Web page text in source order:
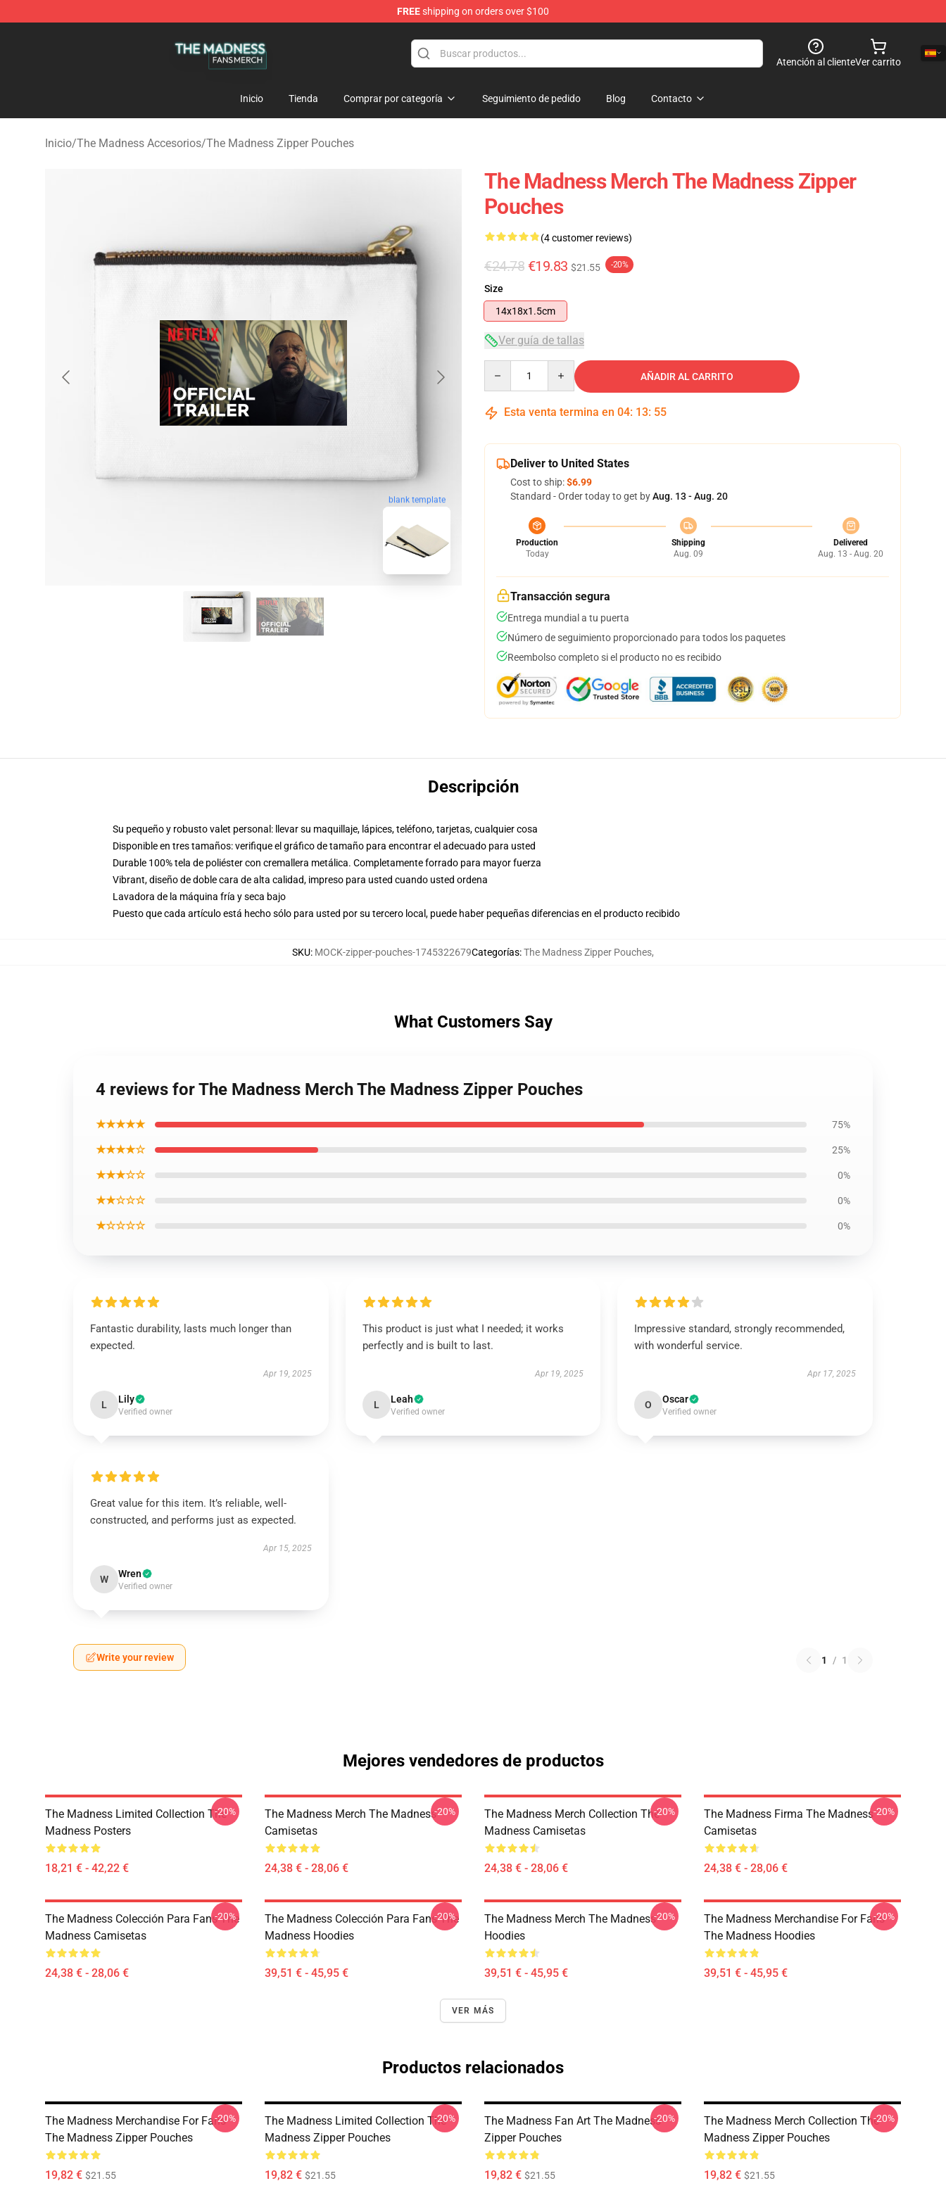
FREEshipping on orders over $100
Atención al clienteVer carrito
Inicio Tienda Comprar por categoría Seguimiento de pedido Blog Contacto
Inicio/The Madness Accesorios/The Madness Zipper Pouches
blank template
The Madness Merch The Madness Zipper
Pouches
(4 customer reviews)
€24.78 €19.83 $21.55 -20%
Size
14x18x1.5cm
Ver guía de tallas
AÑADIR AL CARRITO
Esta venta termina en 04: 13: 54
Deliver to United States
Cost to ship:$6.99
Standard - Order today to get byAug. 13 - Aug. 20
Production
Today
Shipping
Aug. 09
Delivered
Aug. 13 - Aug. 20
Transacción segura
Entrega mundial a tu puerta
Número de seguimiento proporcionado para todos los paquetes
Reembolso completo si el producto no es recibido
Descripción
Su pequeño y robusto valet personal: llevar su maquillaje, lápices, teléfono, tarjetas, cualquier cosa
Disponible en tres tamaños: verifique el gráfico de tamaño para encontrar el adecuado para usted
Durable 100% tela de poliéster con cremallera metálica. Completamente forrado para mayor fuerza
Vibrant, diseño de doble cara de alta calidad, impreso para usted cuando usted ordena
Lavadora de la máquina fría y seca bajo
Puesto que cada artículo está hecho sólo para usted por su tercero local, puede haber pequeñas diferencias en el producto recibido
SKU: MOCK-zipper-pouches-1745322679Categorías:The Madness Zipper Pouches,
What Customers Say
4 reviews for The Madness Merch The Madness Zipper Pouches
★★★★★ 75%
★★★★☆ 25%
★★★☆☆ 0%
★★☆☆☆ 0%
★☆☆☆☆ 0%
Fantastic durability, lasts much longer than
expected.
Apr 19, 2025
L Lily
Verified owner
This product is just what I needed; it works
perfectly and is built to last.
Apr 19, 2025
L Leah
Verified owner
Impressive standard, strongly recommended,
with wonderful service.
Apr 17, 2025
O Oscar
Verified owner
Great value for this item. It’s reliable, well-
constructed, and performs just as expected.
Apr 15, 2025
W Wren
Verified owner
Write your review 1 / 1
Mejores vendedores de productos
The Madness Limited Collection The
Madness Posters
18,21 € - 42,22 €
-20%
The Madness Merch The Madness
Camisetas
24,38 € - 28,06 €
-20%
The Madness Merch Collection The
Madness Camisetas
24,38 € - 28,06 €
-20%
The Madness Firma The Madness
Camisetas
24,38 € - 28,06 €
-20%
The Madness Colección Para Fans The
Madness Camisetas
24,38 € - 28,06 €
-20%
The Madness Colección Para Fans The
Madness Hoodies
39,51 € - 45,95 €
-20%
The Madness Merch The Madness
Hoodies
39,51 € - 45,95 €
-20%
The Madness Merchandise For Fans
The Madness Hoodies
39,51 € - 45,95 €
-20%
VER MÁS
Productos relacionados
The Madness Merchandise For Fans
The Madness Zipper Pouches
19,82 € $21.55
-20%
The Madness Limited Collection The
Madness Zipper Pouches
19,82 € $21.55
-20%
The Madness Fan Art The Madness
Zipper Pouches
19,82 € $21.55
-20%
The Madness Merch Collection The
Madness Zipper Pouches
19,82 € $21.55
-20%